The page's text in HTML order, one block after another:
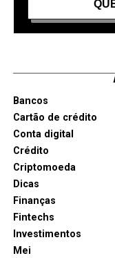
Bancos
Cartão de crédito
Conta digital
Crédito
Criptomoeda
Dicas
Finanças
Fintechs
Investimentos
Mei